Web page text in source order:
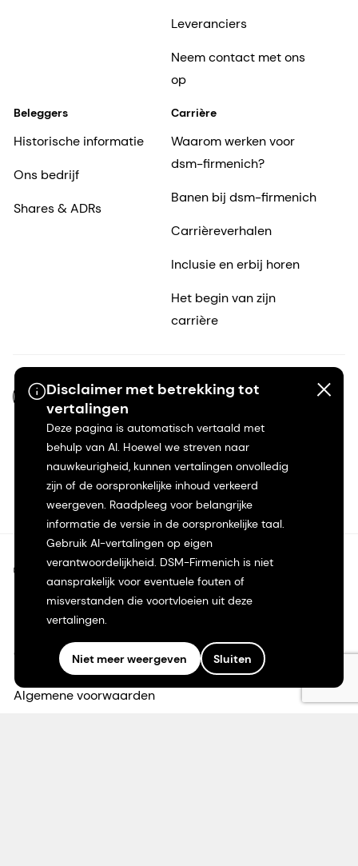
Disclaimer met betrekking tot
vertalingen
Deze pagina is automatisch vertaald met
behulp van AI. Hoewel we streven naar
nauwkeurigheid, kunnen vertalingen onvolledig
zijn of de oorspronkelijke inhoud verkeerd
weergeven. Raadpleeg voor belangrijke
informatie de versie in de oorspronkelijke taal.
Gebruik AI-vertalingen op eigen
verantwoordelijkheid. DSM-Firmenich is niet
aansprakelijk voor eventuele fouten of
misverstanden die voortvloeien uit deze
vertalingen.
Niet meer weergeven Sluiten
Leveranciers
Neem contact met ons
op
Beleggers
Historische informatie
Ons bedrijf
Shares & ADRs
Carrière
Waarom werken voor
dsm-firmenich?
Banen bij dsm-firmenich
Carrièreverhalen
Inclusie en erbij horen
Het begin van zijn
carrière
NL-NL
©2026 dsm-firmenich. Alle rechten voorbehouden.
Privacyverklaring
Gebruiksvoorwaarden
Algemene voorwaarden